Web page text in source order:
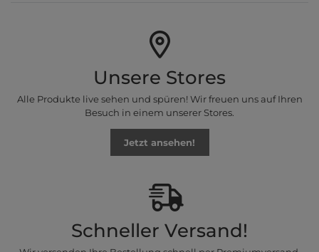
Unsere Stores
Alle Produkte live sehen und spüren! Wir freuen uns auf Ihren
Besuch in einem unserer Stores.
Jetzt ansehen!
Schneller Versand!